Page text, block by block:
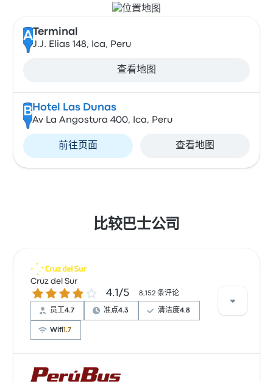
A Terminal
J.J. Elias 148, Ica, Peru
查看地图
B Hotel Las Dunas
Av La Angostura 400, Ica, Peru
前往页面 查看地图
比较巴士公司
Cruz del Sur
4.1 / 5 星 4.1/5 8,152 条评论
员工4.7 准点4.3 清洁度4.8
Wifi1.7
根据 181 条评论，Cruz del Sur 提供的本行程被评为 4.4